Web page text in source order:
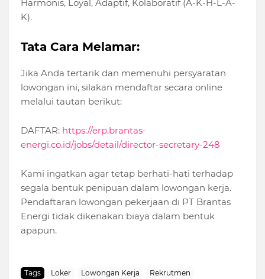
Harmonis, Loyal, Adaptif, Kolaboratif (A-K-H-L-A-
K).
Tata Cara Melamar:
Jika Anda tertarik dan memenuhi persyaratan
lowongan ini, silakan mendaftar secara online
melalui tautan berikut:
DAFTAR: https://erp.brantas-
energi.co.id/jobs/detail/director-secretary-248
Kami ingatkan agar tetap berhati-hati terhadap
segala bentuk penipuan dalam lowongan kerja.
Pendaftaran lowongan pekerjaan di PT Brantas
Energi tidak dikenakan biaya dalam bentuk
apapun.
Tags Loker Lowongan Kerja Rekrutmen